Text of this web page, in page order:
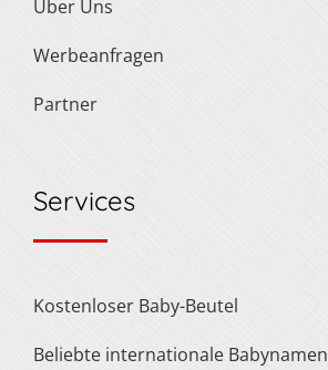
Über Uns
Werbeanfragen
Partner
Services
Kostenloser Baby-Beutel
Beliebte internationale Babynamen